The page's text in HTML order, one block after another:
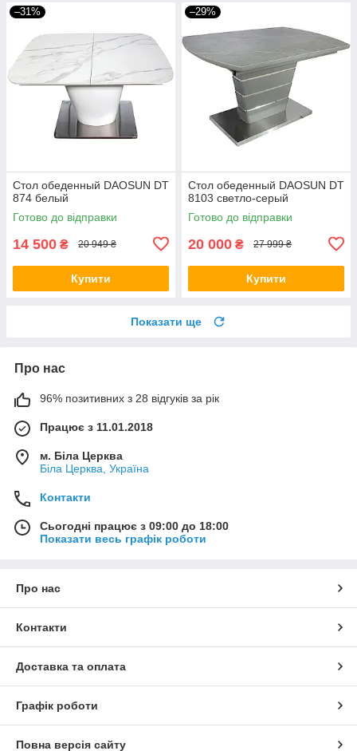
–31%
Стол обеденный DAOSUN DT
874 белый
Готово до відправки
14 500 ₴ 20 949 ₴
Купити
–29%
Стол обеденный DAOSUN DT
8103 светло-серый
Готово до відправки
20 000 ₴ 27 999 ₴
Купити
Показати ще
Про нас
96% позитивних з 28 відгуків за рік
Працює з 11.01.2018
м. Біла Церква
Біла Церква, Україна
Контакти
Сьогодні працює з 09:00 до 18:00
Показати весь графік роботи
Про нас
Контакти
Доставка та оплата
Графік роботи
Повна версія сайту